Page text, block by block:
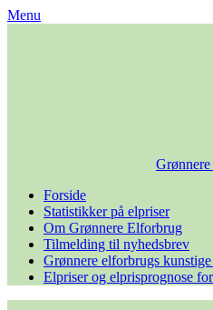
Skip
Menu
Forside
Statistikker på elpriser
Om Grønnere Elforbrug
Tilmelding til nyhedsbrev
Grønnere elforbrugs
Elpriser og elprisprognose